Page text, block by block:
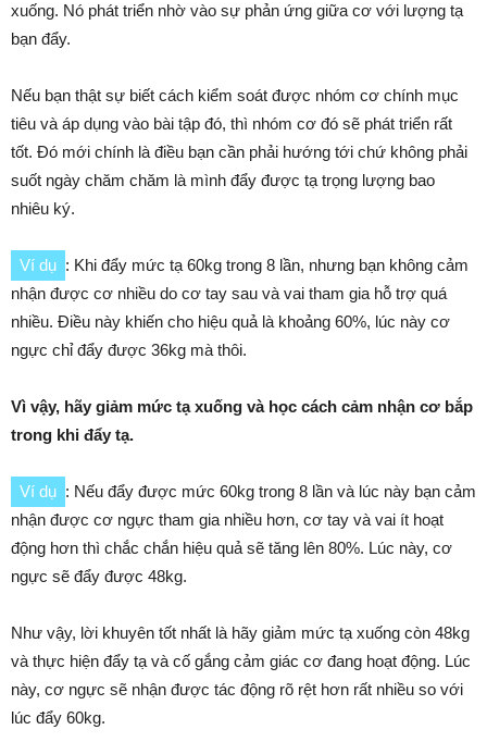
xuống. Nó phát triển nhờ vào sự phản ứng giữa cơ với lượng tạ
bạn đẩy.
Nếu bạn thật sự biết cách kiểm soát được nhóm cơ chính mục
tiêu và áp dụng vào bài tập đó, thì nhóm cơ đó sẽ phát triển rất
tốt. Đó mới chính là điều bạn cần phải hướng tới chứ không phải
suốt ngày chăm chăm là mình đẩy được tạ trọng lượng bao
nhiêu ký.
Ví dụ : Khi đẩy mức tạ 60kg trong 8 lần, nhưng bạn không cảm
nhận được cơ nhiều do cơ tay sau và vai tham gia hỗ trợ quá
nhiều. Điều này khiến cho hiệu quả là khoảng 60%, lúc này cơ
ngực chỉ đẩy được 36kg mà thôi.
Vì vậy, hãy giảm mức tạ xuống và học cách cảm nhận cơ bắp
trong khi đẩy tạ.
Ví dụ : Nếu đẩy được mức 60kg trong 8 lần và lúc này bạn cảm
nhận được cơ ngực tham gia nhiều hơn, cơ tay và vai ít hoạt
động hơn thì chắc chắn hiệu quả sẽ tăng lên 80%. Lúc này, cơ
ngực sẽ đẩy được 48kg.
Như vậy, lời khuyên tốt nhất là hãy giảm mức tạ xuống còn 48kg
và thực hiện đẩy tạ và cố gắng cảm giác cơ đang hoạt động. Lúc
này, cơ ngực sẽ nhận được tác động rõ rệt hơn rất nhiều so với
lúc đẩy 60kg.